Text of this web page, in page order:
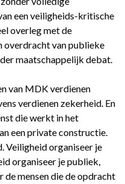
een veiligheids-kritische
overleg met de
overdracht van publieke
maatschappelijk debat.
van MDK verdienen
verdienen zekerheid. En
die werkt in het
een private constructie.
Veiligheid organiseer je
organiseer je publiek,
mensen die de opdracht